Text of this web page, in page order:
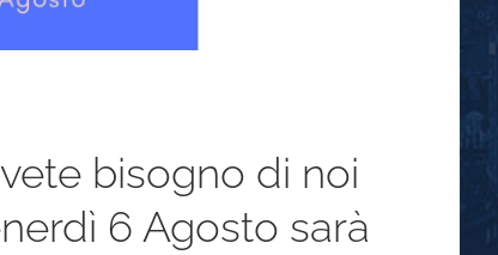
bisogno di noi
6 Agosto sarà